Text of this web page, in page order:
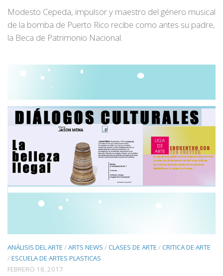
Modesto Cepeda, impulsor y maestro del género musical
de la bomba de Puerto Rico recibe como antes su padre,
la Beca de Patrimonio Nacional.
ANÁLISIS DEL ARTE /ARTS NEWS /CLASES DE ARTE /CRITICA DE ARTE
/ESCUELA DE ARTES PLASTICAS
FEBRERO 18, 2017